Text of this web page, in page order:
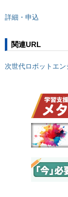
詳細・申込
関連URL
次世代ロボットエ